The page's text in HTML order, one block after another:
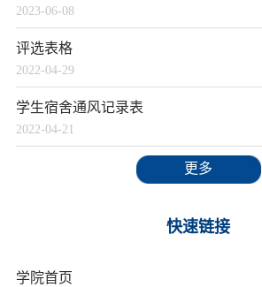
2023-06-08
评选表格
2022-04-29
学生宿舍通风记录表
2022-04-21
更多
快速链接
学院首页